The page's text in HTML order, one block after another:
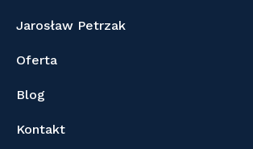
Jarosław Petrzak
Oferta
Blog
Kontakt